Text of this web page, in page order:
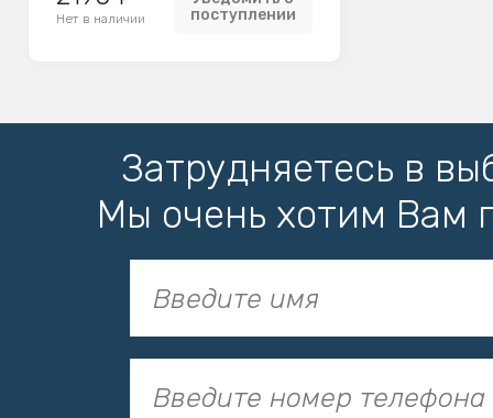
Нет в наличии
поступлении
Затрудняетесь в
Мы очень хотим Вам